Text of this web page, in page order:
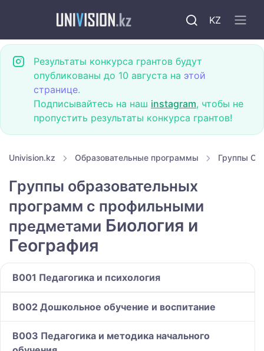
KZ
Результаты конкурса грантов будут
опубликованы до 10 августа на этой
странице.
Подписывайтесь на наш instagram, чтобы не
пропустить результаты конкурса грантов!
Univision.kz Образовательные программы Группы ОП
Группы образовательных
программ с профильными
предметами Биология и
География
B001 Педагогика и психология
B002 Дошкольное обучение и воспитание
B003 Педагогика и методика начального